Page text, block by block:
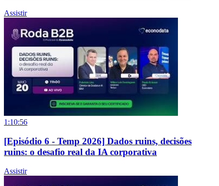
Assistir
1:10:56
[Episódio 6 - Temp 2026] Dados ruins, decisões
ruins: o desafio real da IA corporativa
Assistir